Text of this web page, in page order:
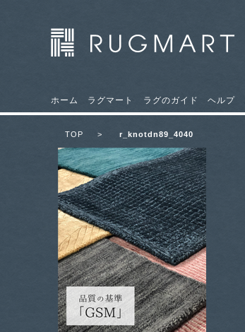
ホーム ラグマート ラグのガイド ヘルプ
TOP > r_knotdn89_4040